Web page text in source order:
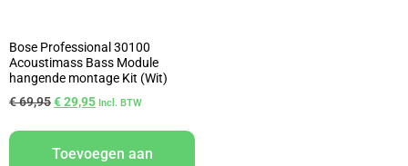
Bose Professional 30100
Acoustimass Bass Module
hangende montage Kit (Wit)
€69,95€29,95 Incl. BTW
Toevoegen aan